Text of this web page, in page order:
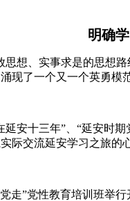
明确
想、实事求是的思想
现了一个又一个英勇
安十三年”、“延安时
际交流延安学习之旅的
走”党性教育培训班举